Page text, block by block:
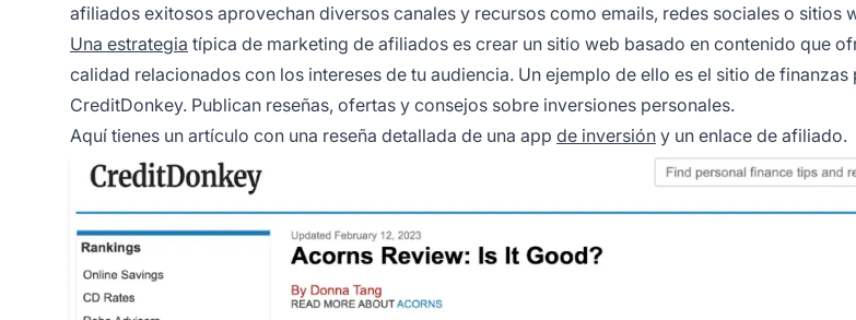
afiliados exitosos aprovechan diversos canales y recursos como emails, redes sociales o sitios
Una estrategia típica de marketing de afiliados es crear un sitio web basado en contenido que
calidad relacionados con los intereses de tu audiencia. Un ejemplo de ello es el sitio de finanzas
CreditDonkey. Publican reseñas, ofertas y consejos sobre inversiones personales.
Aquí tienes un artículo con una reseña detallada de una app de inversión y un enlace de afiliado.